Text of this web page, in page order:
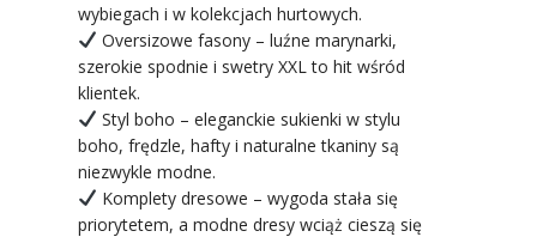
wybiegach i w kolekcjach hurtowych.
Oversizowe fasony – luźne marynarki,
szerokie spodnie i swetry XXL to hit wśród
klientek.
Styl boho – eleganckie sukienki w stylu
boho, frędzle, hafty i naturalne tkaniny są
niezwykle modne.
Komplety dresowe – wygoda stała się
priorytetem, a modne dresy wciąż cieszą się